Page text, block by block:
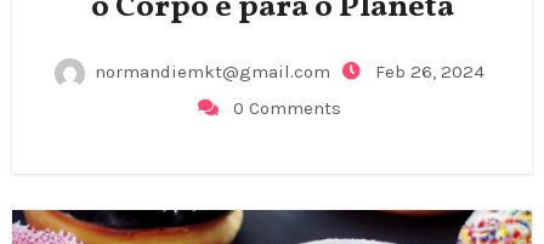
normandiemkt@gmail.com
Feb 26, 2024
0 Comments